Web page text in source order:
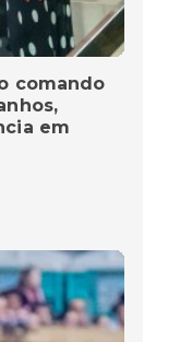
comando
em